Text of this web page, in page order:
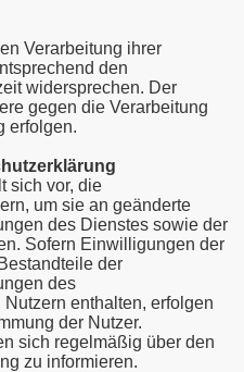
Verarbeitung ihrer
den
widersprechen. Der
gegen die Verarbeitung
erfolgen.
sich vor, die
um sie an geänderte
des Dienstes sowie der
Sofern Einwilligungen der
der
des
enthalten, erfolgen
der Nutzer.
sich regelmäßig über den
zu informieren.